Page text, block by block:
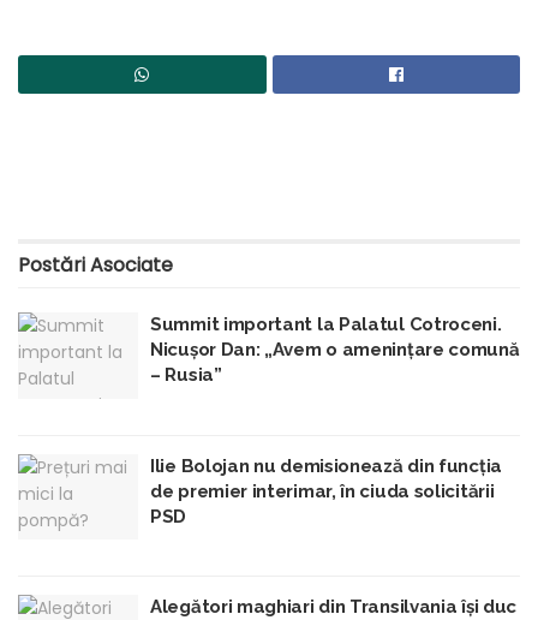
PostăriAsociate
Summit important la Palatul Cotroceni.
Nicușor Dan: „Avem o amenințare comună
– Rusia”
Ilie Bolojan nu demisionează din funcția
de premier interimar, în ciuda solicitării
PSD
Alegători maghiari din Transilvania își duc